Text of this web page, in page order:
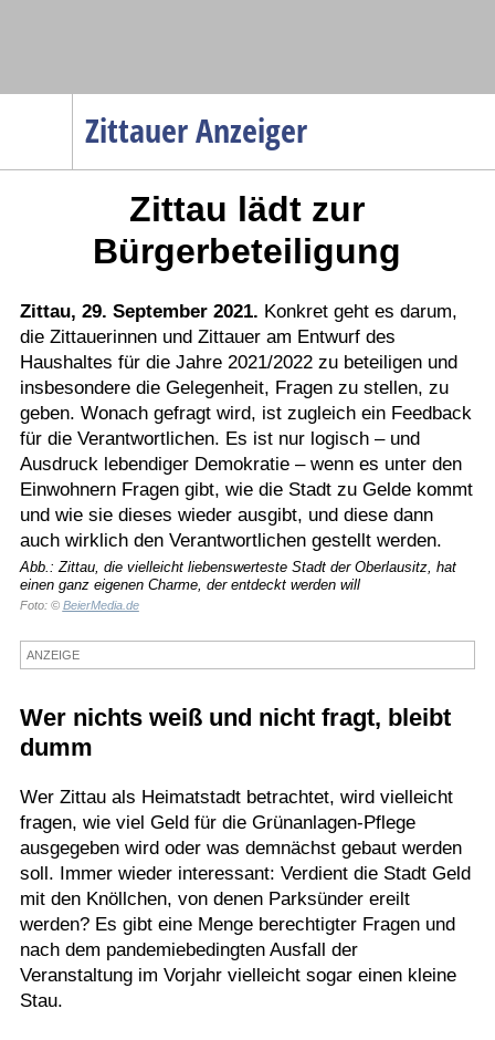
Zittauer Anzeiger
Gesellschaft
Wirtschaft
Service
Verkehr
Gesundheit
Kultur
Sport
Kostenlos
Zittau lädt zur
Bürgerbeteiligung
Zittau, 29. September 2021. Konkret geht es darum,
die Zittauerinnen und Zittauer am Entwurf des
Haushaltes für die Jahre 2021/2022 zu beteiligen und
insbesondere die Gelegenheit, Fragen zu stellen, zu
geben. Wonach gefragt wird, ist zugleich ein Feedback
für die Verantwortlichen. Es ist nur logisch – und
Ausdruck lebendiger Demokratie – wenn es unter den
Einwohnern Fragen gibt, wie die Stadt zu Gelde kommt
und wie sie dieses wieder ausgibt, und diese dann
auch wirklich den Verantwortlichen gestellt werden.
Abb.: Zittau, die vielleicht liebenswerteste Stadt der Oberlausitz, hat
einen ganz eigenen Charme, der entdeckt werden will
Foto: © BeierMedia.de
ANZEIGE
Wer nichts weiß und nicht fragt, bleibt
dumm
Wer Zittau als Heimatstadt betrachtet, wird vielleicht
fragen, wie viel Geld für die Grünanlagen-Pflege
ausgegeben wird oder was demnächst gebaut werden
soll. Immer wieder interessant: Verdient die Stadt Geld
mit den Knöllchen, von denen Parksünder ereilt
werden? Es gibt eine Menge berechtigter Fragen und
nach dem pandemiebedingten Ausfall der
Veranstaltung im Vorjahr vielleicht sogar einen kleine
Stau.